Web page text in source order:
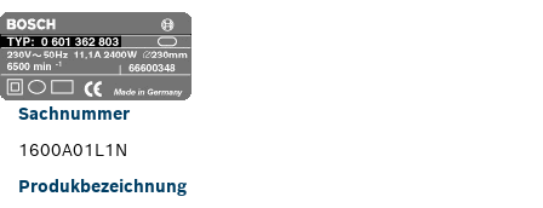
Sachnummer
1600A01L1N
Produkbezeichnung